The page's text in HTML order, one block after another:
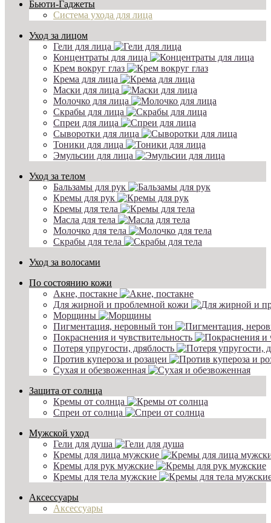
Бьюти-Гаджеты
Система ухода для лица
Уход за лицом
Гели для лица
Концентраты для лица
Крем вокруг глаз
Крема для лица
Маски для лица
Молочко для лица
Скрабы для лица
Спреи для лица
Сыворотки для лица
Тоники для лица
Эмульсии для лица
Уход за телом
Бальзамы для рук
Кремы для рук
Кремы для тела
Масла для тела
Молочко для тела
Скрабы для тела
Уход за волосами
По состоянию кожи
Акне, постакне
Для жирной и проблемной кожи
Морщины
Пигментация, неровный тон
Покраснения и чувствительность
Потеря упругости, дряблость
Против купероза и розацеи
Сухая и обезвоженная
Защита от солнца
Кремы от солнца
Спреи от солнца
Мужской уход
Гели для душа
Кремы для лица мужские
Кремы для рук мужские
Кремы для тела мужские
Аксессуары
Аксессуары